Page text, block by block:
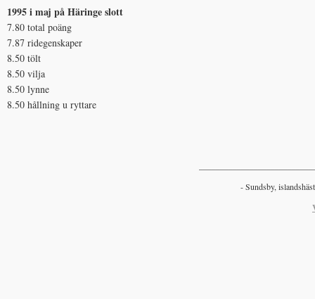
1995 i maj på Häringe slott
7.80 total poäng
7.87 ridegenskaper
8.50 tölt
8.50 vilja
8.50 lynne
8.50 hållning u ryttare
- Sundsby,